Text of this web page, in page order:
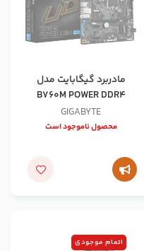
مادربرد گیگابایت مدل
B760M POWER DDR4
GIGABYTE
محصول ناموجود است
اتمام موجودی